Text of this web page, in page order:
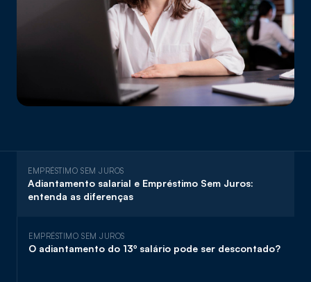
EMPRÉSTIMO SEM JUROS
Adiantamento salarial e Empréstimo Sem Juros:
entenda as diferenças
EMPRÉSTIMO SEM JUROS
O adiantamento do 13º salário pode ser descontado?